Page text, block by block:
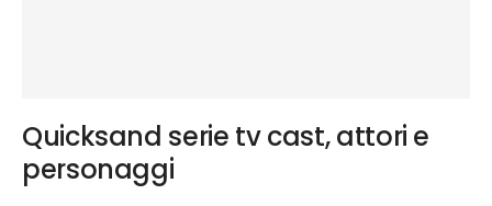
Quicksand serie tv cast, attori e
personaggi